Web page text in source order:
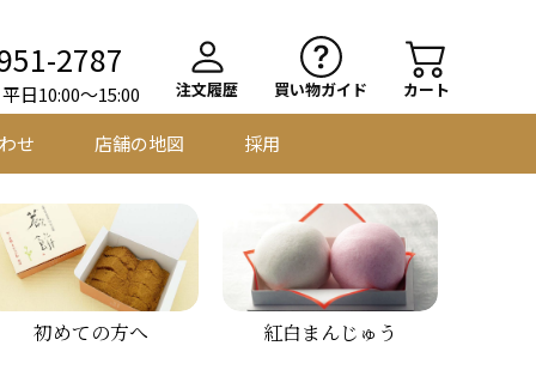
2787
日10:00～15:00 注文履歴 買い物ガイド カート
せ 店舗の地図 採用
初めての方へ 紅白まんじゅう